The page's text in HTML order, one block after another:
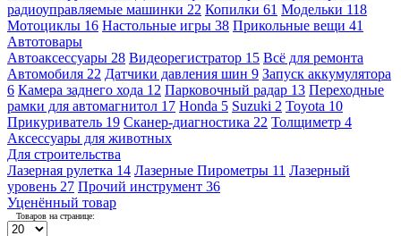
радиоуправляемые машинки 22 Копилки 61 Модельки 118
Мотоциклы 16 Настольные игры 38 Прикольные вещи 41
Автотовары
Автоаксессуары 28 Видеорегистратор 15 Всё для ремонта
Автомобиля 22 Датчики давления шин 9 Запуск аккумулятора
6 Камера заднего хода 12 Парковочный радар 13 Переходные
рамки для автомагнитол 17 Honda 5 Suzuki 2 Toyota 10
Прикуриватель 19 Сканер-диагностика 22 Толщиметр 4
Аксессуары для животных
Для строительства
Лазерная рулетка 14 Лазерные Пирометры 11 Лазерный
уровень 27 Прочий инструмент 36
Уценённый товар
Товаров на странице: